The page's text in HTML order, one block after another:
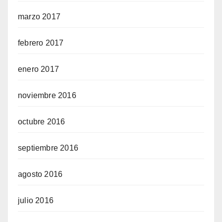
marzo 2017
febrero 2017
enero 2017
noviembre 2016
octubre 2016
septiembre 2016
agosto 2016
julio 2016